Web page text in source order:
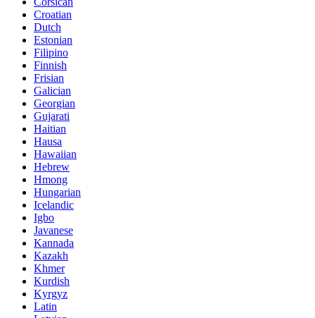
Croatian
Dutch
Estonian
Filipino
Finnish
Frisian
Galician
Georgian
Gujarati
Haitian
Hausa
Hawaiian
Hebrew
Hmong
Hungarian
Icelandic
Igbo
Javanese
Kannada
Kazakh
Khmer
Kurdish
Kyrgyz
Latin